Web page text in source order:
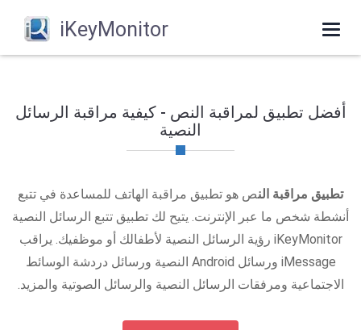
Toggle
navigation
iKeyMonitor
أفضل تطبيق لمراقبة النص - كيفية مراقبة الرسائل
النصية
تطبيق مراقبة النص هو تطبيق مراقبة الهاتف للمساعدة في تتبع
أنشطة شخص ما عبر الإنترنت. يتيح لك تطبيق تتبع الرسائل النصية
iKeyMonitor رؤية الرسائل النصية لأطفالك أو موظفيك. يراقب
iMessage ورسائل Android النصية ورسائل دردشة الوسائط
الاجتماعية ومرفقات الرسائل النصية والرسائل الصوتية والمزيد.